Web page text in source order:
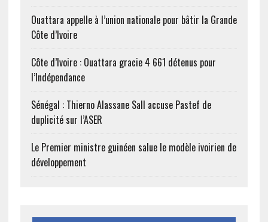
Ouattara appelle à l’union nationale pour bâtir la Grande
Côte d’Ivoire
Côte d’Ivoire : Ouattara gracie 4 661 détenus pour
l’Indépendance
Sénégal : Thierno Alassane Sall accuse Pastef de
duplicité sur l’ASER
Le Premier ministre guinéen salue le modèle ivoirien de
développement